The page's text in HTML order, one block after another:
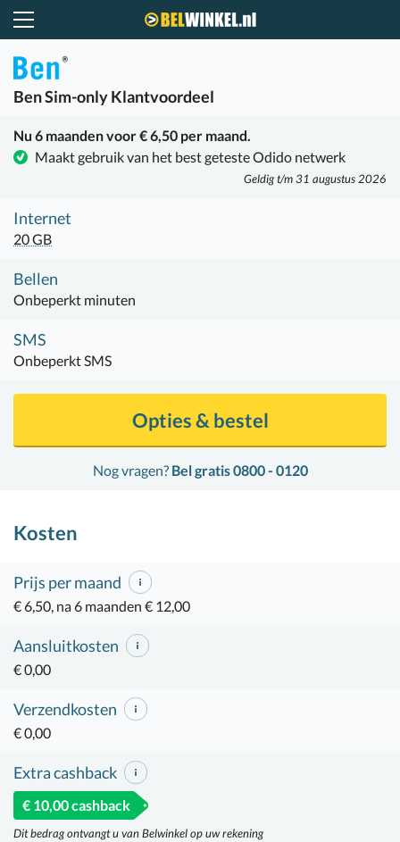
BenSim-only Klantvoordeel
Nu 6 maanden voor € 6,50 per maand.
Maakt gebruik van het best geteste Odido netwerk
Geldig t/m 31 augustus 2026
Internet
20 GB
Bellen
Onbeperkt minuten
SMS
Onbeperkt SMS
Nog vragen? Bel gratis 0800 - 0120
Opties & bestel
Kosten
Prijs per maand
€ 6,50, na 6 maanden € 12,00
Aansluitkosten
€ 0,00
Verzendkosten
€ 0,00
Extra cashback
€ 10,00 cashback
Dit bedrag ontvangt u van Belwinkel op uw rekening